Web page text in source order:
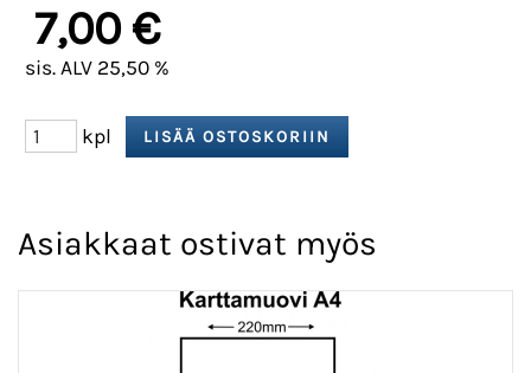
7,00 €
sis. ALV 25,50 %
kpl
Asiakkaat ostivat myös